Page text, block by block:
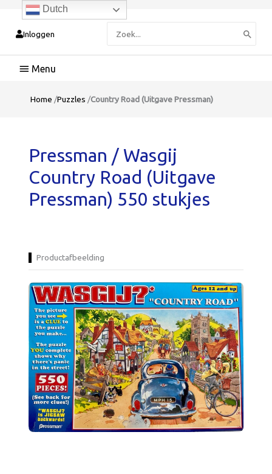
Inloggen
naar:
Hoofdmenu
Home /Puzzles /Country Road (Uitgave Pressman)
Pressman / Wasgij
Country Road (Uitgave
Pressman) 550 stukjes
Productafbeelding
Dutch